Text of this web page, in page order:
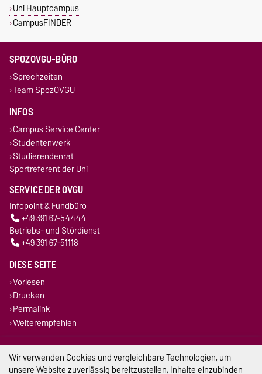
Uni Hauptcampus
CampusFINDER
SPOZOVGU-BÜRO
Sprechzeiten
Team SpozOVGU
INFOS
Campus Service Center
Studentenwerk
Studierendenrat
Sportreferent der Uni
SERVICE DER OVGU
Infopoint & Fundbüro
+49 391 67-54444
Betriebs- und Stördienst
+49 391 67-51118
DIESE SEITE
Vorlesen
Drucken
Permalink
Weiterempfehlen
Impressum
Wir verwenden Cookies und vergleichbare Technologien, um
unsere Website zuverlässig bereitzustellen, Inhalte einzubinden